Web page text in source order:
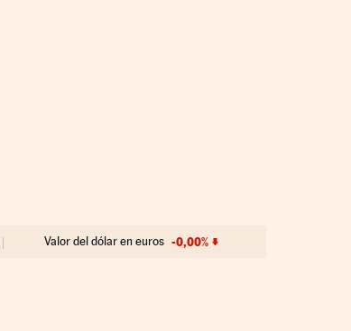
Valor del dólar en euros -0,00%